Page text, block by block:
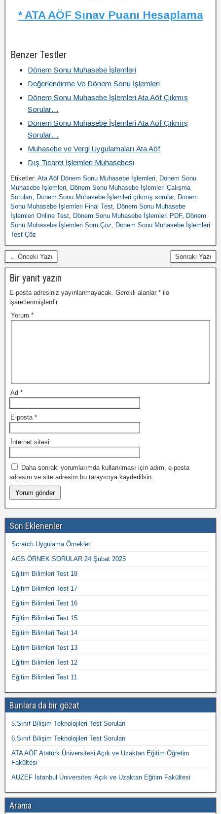
* ATA AÖF Sınav Puanı Hesaplama
Benzer Testler
Dönem Sonu Muhasebe İşlemleri
Değerlendirme Ve Dönem Sonu İşlemleri
Dönem Sonu Muhasebe İşlemleri Ata Aöf Çıkmış
Sorular…
Dönem Sonu Muhasebe İşlemleri Ata Aöf Çıkmış
Sorular…
Muhasebe ve Vergi Uygulamaları Ata Aöf
Dış Ticaret İşlemleri Muhasebesi
Etiketler: Ata Aöf Dönem Sonu Muhasebe İşlemleri, Dönem Sonu
Muhasebe İşlemleri, Dönem Sonu Muhasebe İşlemleri Çalışma
Soruları, Dönem Sonu Muhasebe İşlemleri çıkmış sorular, Dönem
Sonu Muhasebe İşlemleri Final Test, Dönem Sonu Muhasebe
İşlemleri Online Test, Dönem Sonu Muhasebe İşlemleri PDF, Dönem
Sonu Muhasebe İşlemleri Soru Çöz, Dönem Sonu Muhasebe İşlemleri
Test Çöz
← Önceki Yazı Sonraki Yazı
Bir yanıt yazın
E-posta adresiniz yayınlanmayacak. Gerekli alanlar * ile
işaretlenmişlerdir
Yorum *
Ad *
E-posta *
İnternet sitesi
Daha sonraki yorumlarımda kullanılması için adım, e-posta
adresim ve site adresim bu tarayıcıya kaydedilsin.
Son Eklenenler
Scratch Uygulama Örnekleri
AGS ÖRNEK SORULAR 24 Şubat 2025
Eğitim Bilimleri Test 18
Eğitim Bilimleri Test 17
Eğitim Bilimleri Test 16
Eğitim Bilimleri Test 15
Eğitim Bilimleri Test 14
Eğitim Bilimleri Test 13
Eğitim Bilimleri Test 12
Eğitim Bilimleri Test 11
Bunlara da bir gözat
5.Sınıf Bilişim Teknolojileri Test Soruları
6.Sınıf Bilişim Teknolojileri Test Soruları
ATA AÖF Atatürk Üniversitesi Açık ve Uzaktan Eğitim Öğretim
Fakültesi
AUZEF İstanbul Üniversitesi Açık ve Uzaktan Eğitim Fakültesi
Arama